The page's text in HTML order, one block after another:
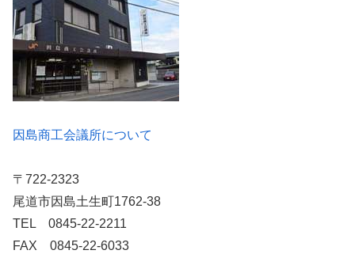
因島商工会議所について
〒722-2323
尾道市因島土生町1762-38
TEL 0845-22-2211
FAX 0845-22-6033